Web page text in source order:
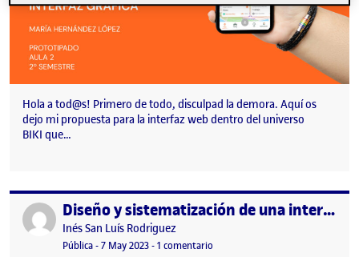
Hola a tod@s! Primero de todo, disculpad la demora. Aquí os
dejo mi propuesta para la interfaz web dentro del universo
BIKI que…
Publicado por Diseño y sistematización de una interfaz gráfica
Publicado por
Inés San Luís Rodriguez
Visibilidad:
Pública-Fecha de publicación
7 May 2023-1 comentario